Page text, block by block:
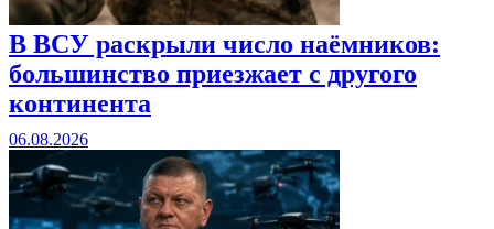
В ВСУ раскрыли число наёмников:
большинство приезжает с другого
континента
06.08.2026